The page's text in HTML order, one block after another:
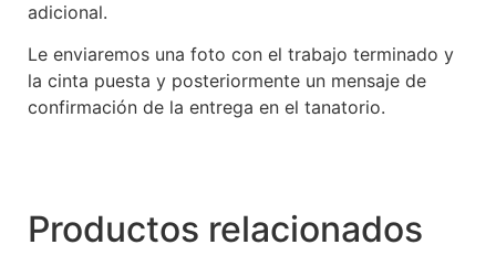
adicional.
Le enviaremos una foto con el trabajo terminado y
la cinta puesta y posteriormente un mensaje de
confirmación de la entrega en el tanatorio.
Productos relacionados